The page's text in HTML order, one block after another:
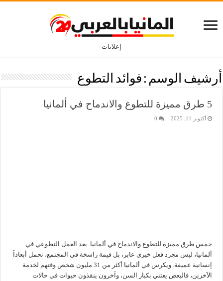
إعلانات
أرشيف الوسم : فوائد التطوع
5 طرق مميزة للتطوع والاندماح في ألمانيا
أكتوبر 11, 2025 0
خمس طرق مميزة للتطوع والاندماح في ألمانيا. يعد العمل التطوعي في
ألمانيا، ليس مجرد فعل خيري عابر، بل قيمة راسخة في المجتمع، تحمل أبعاداً
إنسانية عميقة. ويكرس في ألمانيا أكثر من 31 مليون شخص وقتهم لخدمة
الآخرين، فالبعض يعتني بكبار السن، وآخرون ينقذون حيوات في حالات